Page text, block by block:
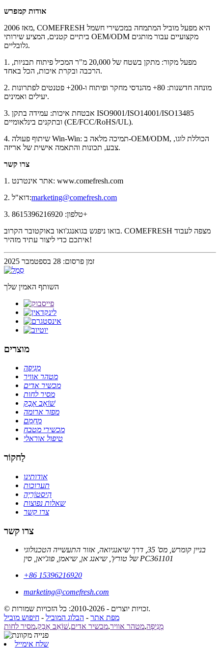
אודות קמפרש
מאז 2006, COMEFRESH היא מפעל מוביל המתמחה במכשירי חשמל
ביתיים קטנים, המציע שירותי OEM/ODM מקצועיים עבור מותגים
גלובליים.
1. מפעל מקור: מתקן בשטח של 20,000 מ"ר המכיל פיתוח תבניות,
הרכבה ובקרת איכות, הכל באחד.
2. מונחה חדשנות: 80+ מהנדסי מחקר ופיתוח ו-200+ פטנטים לפתרונות
יעילים ואמינים.
3. אבטחת איכות: עמידה בתקן ISO9001/ISO14001/ISO13485
ובתקנים בינלאומיים (CE/FCC/RoHS/UL).
4. שיתוף פעולה Win-Win: תמיכה מלאה ב-OEM/ODM, הכוללת לוגו,
צבע, תכונות והתאמה אישית של אריזה.
צרו קשר
1. אתר אינטרנט: www.comefresh.com
2. דוא"ל:marketing@comefresh.com
3. טלפון: 8615396216920+
בואו ניפגש בגואנגג'ואו באוקטובר הקרוב. COMEFRESH מצפה לעבוד
איתכם כדי ליצור עתיד מזהיר!
זמן פרסום: 28 בספטמבר 2025
השותף האמין שלך
מוצרים
מְנִיפָה
מטהר אוויר
מכשיר אדים
מסיר לחות
שׁוֹאֵב אָבָק
מפזר ארומה
מְחַמֵם
מכשירי מטבח
טיפול אוראלי
לַחקוֹר
אודותינו
תערוכות
הִיסטוֹרִיָה
שאלות נפוצות
צרו קשר
צרו קשר
בניין קומרש, מס' 35, דרך שיאנגיואה, אזור התעשייה הטכנולוגי
של טורץ', שיאנג אן, שיאמן, פוג'יאן, סין PC361101
+86 15396216920
marketing@comefresh.com
© זכויות יוצרים - 2010-2026: כל הזכויות שמורות.
מפת אתר - הבלוג המוביל - חיפוש מוביל
מְנִיפָה,מטהר אוויר,מכשיר אדים,שׁוֹאֵב אָבָק,מסיר לחות
שלח אימייל